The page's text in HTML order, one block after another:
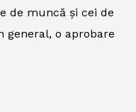
de muncă și cei de
general, o aprobare